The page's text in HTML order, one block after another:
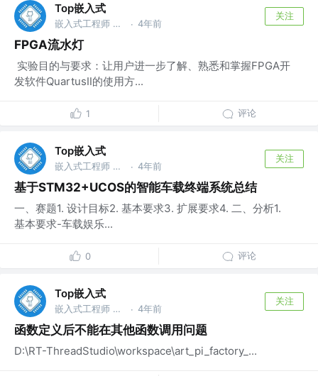
Top嵌入式
嵌入式工程师 @华为 · 4年前
关注
FPGA流水灯
​ 实验目的与要求：让用户进一步了解、熟悉和掌握FPGA开
发软件QuartusⅡ的使用方...
1 评论
Top嵌入式
嵌入式工程师 @华为 · 4年前
关注
基于STM32+UCOS的智能车载终端系统总结
一、赛题1. 设计目标2. 基本要求3. 扩展要求4. 二、分析1.
基本要求-车载娱乐...
0 评论
Top嵌入式
嵌入式工程师 @华为 · 4年前
关注
函数定义后不能在其他函数调用问题
D:\RT-ThreadStudio\workspace\art_pi_factory_...